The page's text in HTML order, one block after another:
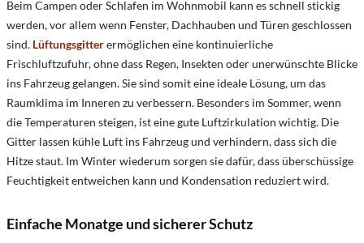
Beim Campen oder Schlafen im Wohnmobil kann es schnell stickig
werden, vor allem wenn Fenster, Dachhauben und Türen geschlossen
sind. Lüftungsgitterermöglichen eine kontinuierliche
Frischluftzufuhr, ohne dass Regen, Insekten oder unerwünschte Blicke
ins Fahrzeug gelangen. Sie sind somit eine ideale Lösung, um das
Raumklima im Inneren zu verbessern. Besonders im Sommer, wenn
die Temperaturen steigen, ist eine gute Luftzirkulation wichtig. Die
Gitter lassen kühle Luft ins Fahrzeug und verhindern, dass sich die
Hitze staut. Im Winter wiederum sorgen sie dafür, dass überschüssige
Feuchtigkeit entweichen kann und Kondensation reduziert wird.
Einfache Monatge und sicherer Schutz